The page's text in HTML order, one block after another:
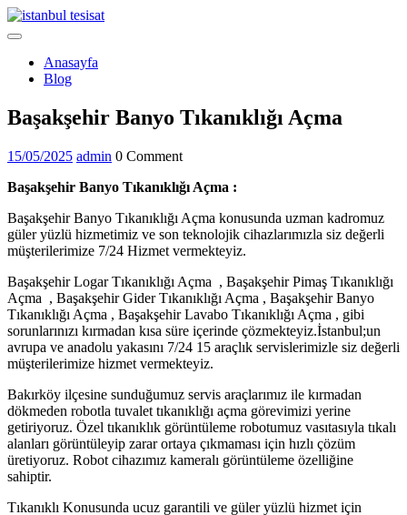
Skip
to
Open
Anasayfa
Blog
Close
Menu
Başakşehir Banyo Tıkanıklığı Açma
15/05/202515/05/2025
admin admin
0 Comment
Başakşehir Banyo Tıkanıklığı Açma :
Başakşehir Banyo Tıkanıklığı Açma konusunda uzman kadromuz
güler yüzlü hizmetimiz ve son teknolojik cihazlarımızla siz değerli
müşterilerimize 7/24 Hizmet vermekteyiz.
Başakşehir Logar Tıkanıklığı Açma , Başakşehir Pimaş Tıkanıklığı
Açma , Başakşehir Gider Tıkanıklığı Açma , Başakşehir Banyo
Tıkanıklığı Açma , Başakşehir Lavabo Tıkanıklığı Açma , gibi
sorunlarınızı kırmadan kısa süre içerinde çözmekteyiz.İstanbul;un
avrupa ve anadolu yakasını 7/24 15 araçlık servislerimizle siz değerli
müşterilerimize hizmet vermekteyiz.
Bakırköy ilçesine sunduğumuz servis araçlarımız ile kırmadan
dökmeden robotla tuvalet tıkanıklığı açma görevimizi yerine
getiriyoruz. Özel tıkanıklık görüntüleme robotumuz vasıtasıyla tıkalı
alanları görüntüleyip zarar ortaya çıkmaması için hızlı çözüm
üretiyoruz. Robot cihazımız kameralı görüntüleme özelliğine
sahiptir.
Tıkanıklı Konusunda ucuz garantili ve güler yüzlü hizmet için